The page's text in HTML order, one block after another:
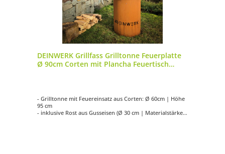
DEINWERK Grillfass Grilltonne Feuerplatte
Ø 90cm Corten mit Plancha Feuertisch
- Grilltonne mit Feuereinsatz aus Corten: Ø 60cm | Höhe
95 cm
- inklusive Rost aus Gusseisen (Ø 30 cm | Materialstärke 8